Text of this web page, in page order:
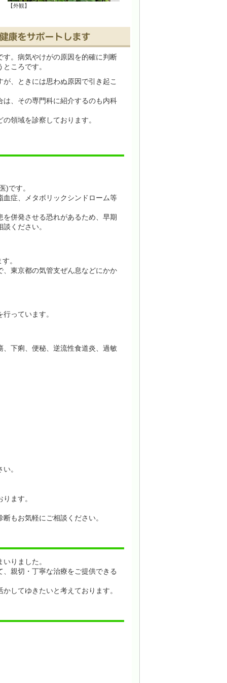
【外観】
。病気やけがの原因を的確に判断
ころです。
、ときには思わぬ原因で引き起こ
、その専門科に紹介するのも内科
領域を診察しております。
)です。
症、メタボリックシンドローム等
併発させる恐れがあるため、早期
ください。
。
東京都の気管支ぜん息などにかか
っています。
下痢、便秘、逆流性食道炎、過敏
。
ます。
もお気軽にご相談ください。
りました。
親切・丁寧な治療をご提供できる
してゆきたいと考えております。